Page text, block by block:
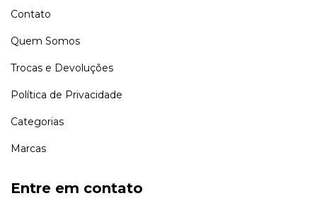
Contato
Quem Somos
Trocas e Devoluções
Política de Privacidade
Categorias
Marcas
Entre em contato